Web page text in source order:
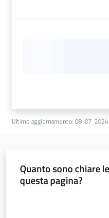
Ultimo aggiornamento: 08-07-2024
Quanto sono chiare
questa pagina?